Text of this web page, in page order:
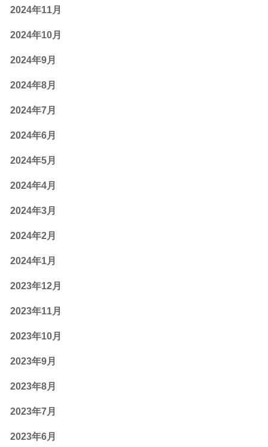
2024年11月
2024年10月
2024年9月
2024年8月
2024年7月
2024年6月
2024年5月
2024年4月
2024年3月
2024年2月
2024年1月
2023年12月
2023年11月
2023年10月
2023年9月
2023年8月
2023年7月
2023年6月